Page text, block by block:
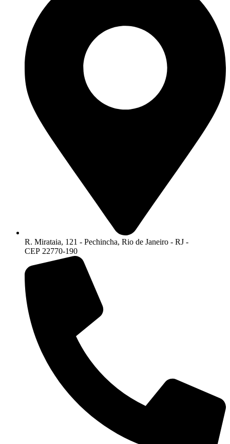
R. Mirataia, 121 - Pechincha, Rio de Janeiro - RJ -
CEP 22770-190